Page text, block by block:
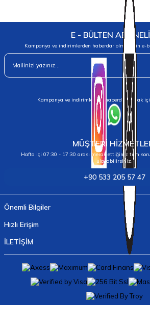
E - BÜLTEN
Kampanya ve indirimlerden haberdar olmak için e-
Kampanya ve indirimlerden haberdar olmak
MÜŞTERİ
Hafta içi 07:30 - 17:30 arası merak ettiğiniz tüm
ulaşabilirsiniz.
+90 533 205 57 47
Önemli Bilgiler
Hızlı Erişim
İLETİŞİM